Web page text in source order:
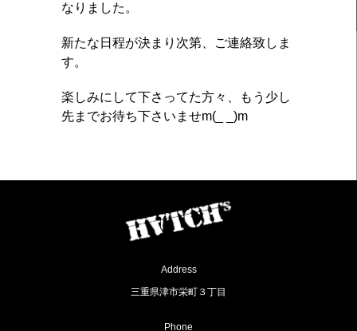
なりました。
新たな日程が決まり次第、ご連絡致しま
す。
楽しみにして下さってた方々、もう少し
先までお待ち下さいませm(_ _)m
Address
三重県津市栄町３丁目
Phone